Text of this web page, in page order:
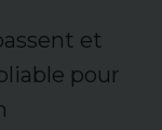
et
pour